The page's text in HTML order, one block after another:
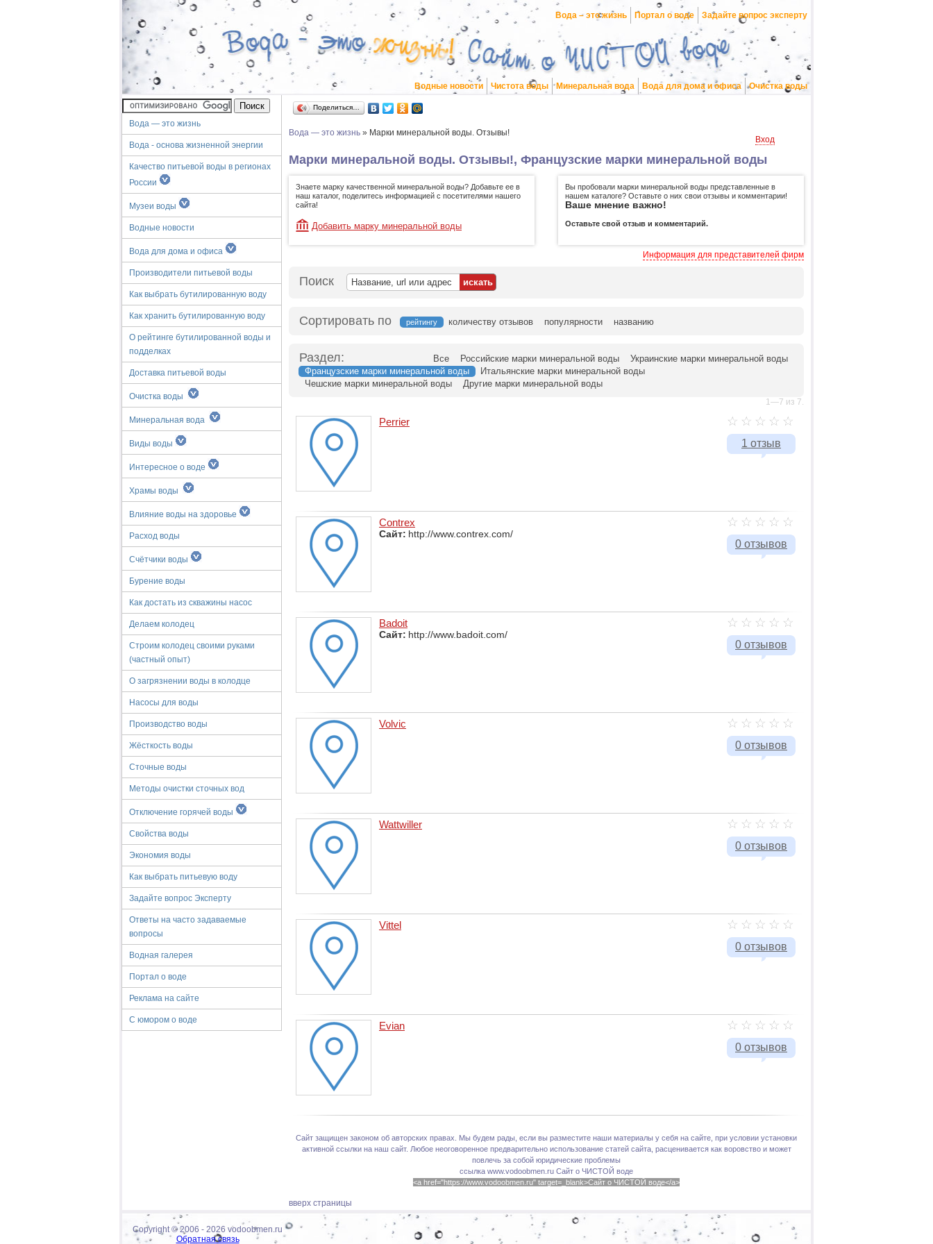
Вода – это жизнь Портал о воде Задайте вопрос эксперту
Водные новости Чистота воды Минеральная вода Вода для дома и офиса Очистка воды
Вода — это жизнь
Вода - основа жизненной энергии
Качество питьевой воды в регионах
России
Музеи воды
Водные новости
Вода для дома и офиса
Производители питьевой воды
Как выбрать бутилированную воду
Как хранить бутилированную воду
О рейтинге бутилированной воды и
подделках
Доставка питьевой воды
Очистка воды
Минеральная вода
Виды воды
Интересное о воде
Храмы воды
Влияние воды на здоровье
Расход воды
Счётчики воды
Бурение воды
Как достать из скважины насос
Делаем колодец
Строим колодец своими руками
(частный опыт)
О загрязнении воды в колодце
Насосы для воды
Производство воды
Жёсткость воды
Сточные воды
Методы очистки сточных вод
Отключение горячей воды
Свойства воды
Экономия воды
Как выбрать питьевую воду
Задайте вопрос Эксперту
Ответы на часто задаваемые
вопросы
Водная галерея
Портал о воде
Реклама на сайте
С юмором о воде
Поделиться…
Вода — это жизнь » Марки минеральной воды. Отзывы!
Вход
Марки минеральной воды. Отзывы!, Французские марки минеральной воды
Знаете марку качественной минеральной воды? Добавьте ее в
наш каталог, поделитесь информацией с посетителями нашего
сайта!
Добавить марку минеральной воды
Вы пробовали марки минеральной воды представленные в
нашем каталоге? Оставьте о них свои отзывы и комментарии!
Ваше мнение важно!
Оставьте свой отзыв и комментарий.
Информация для представителей фирм
Поиск
Сортировать по рейтингу количеству отзывов популярности названию
Раздел: Все Российские марки минеральной воды
Украинские марки минеральной воды
Французские марки минеральной воды
Итальянские марки минеральной воды
Чешские марки минеральной воды
Другие марки минеральной воды
1—7 из 7.
1 отзыв
Perrier
0 отзывов
Contrex
Сайт: http://www.contrex.com/
0 отзывов
Badoit
Сайт: http://www.badoit.com/
0 отзывов
Volvic
0 отзывов
Wattwiller
0 отзывов
Vittel
0 отзывов
Evian
Сайт защищен законом об авторских правах. Мы будем рады, если вы разместите наши материалы у себя на сайте, при условии установки
активной ссылки на наш сайт. Любое неоговоренное предварительно использование статей сайта, расценивается как воровство и может
повлечь за собой юридические проблемы
ссылка www.vodoobmen.ru Сайт о ЧИСТОЙ воде
<a href="https://www.vodoobmen.ru" target=_blank>Сайт о ЧИСТОЙ воде</a>
вверх страницы
Copyright © 2006 - 2026 vodoobmen.ru
Обратная связь